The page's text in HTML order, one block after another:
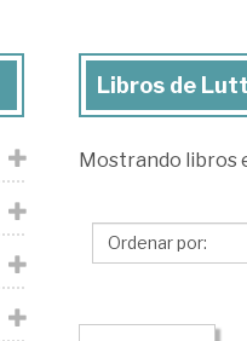
Libros
Lutter,
Libros de
Mostrando libros